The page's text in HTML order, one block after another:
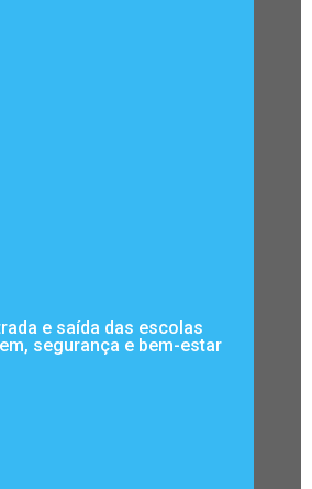
e saída das escolas
segurança e bem-estar